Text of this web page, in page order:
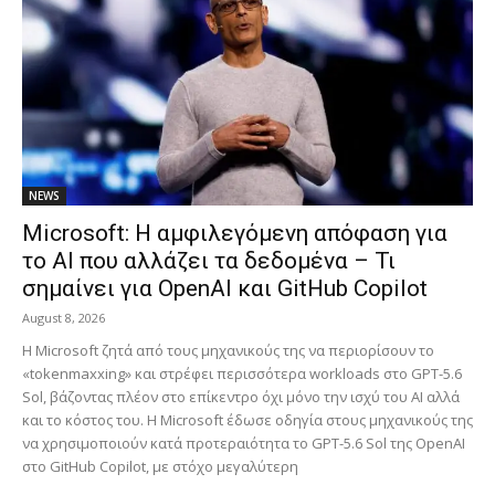
NEWS
Microsoft: Η αμφιλεγόμενη απόφαση για
το AI που αλλάζει τα δεδομένα – Τι
σημαίνει για OpenAI και GitHub Copilot
August 8, 2026
Η Microsoft ζητά από τους μηχανικούς της να περιορίσουν το
«tokenmaxxing» και στρέφει περισσότερα workloads στο GPT-5.6
Sol, βάζοντας πλέον στο επίκεντρο όχι μόνο την ισχύ του AI αλλά
και το κόστος του. Η Microsoft έδωσε οδηγία στους μηχανικούς της
να χρησιμοποιούν κατά προτεραιότητα το GPT-5.6 Sol της OpenAI
στο GitHub Copilot, με στόχο μεγαλύτερη